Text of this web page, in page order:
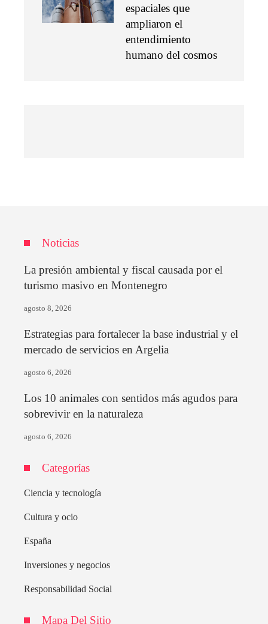
espaciales que
ampliaron el
entendimiento
humano del cosmos
Noticias
La presión ambiental y fiscal causada por el
turismo masivo en Montenegro
agosto 8, 2026
Estrategias para fortalecer la base industrial y el
mercado de servicios en Argelia
agosto 6, 2026
Los 10 animales con sentidos más agudos para
sobrevivir en la naturaleza
agosto 6, 2026
Categorías
Ciencia y tecnología
Cultura y ocio
España
Inversiones y negocios
Responsabilidad Social
Mapa Del Sitio